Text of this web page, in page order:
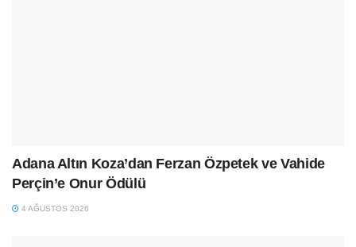
Adana Altın Koza’dan Ferzan Özpetek ve Vahide
Perçin’e Onur Ödülü
4 AĞUSTOS 2026